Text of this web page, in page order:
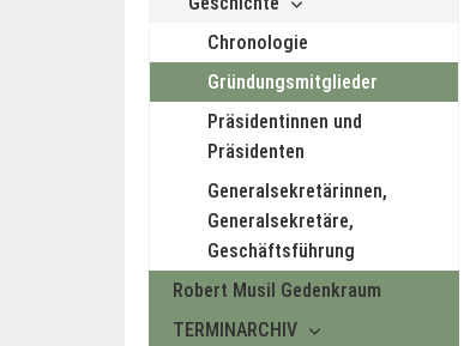
Chronologie
Gründungsmitglieder
Präsidentinnen und
Präsidenten
Generalsekretärinnen,
Generalsekretäre,
Geschäftsführung
Robert Musil Gedenkraum
TERMINARCHIV